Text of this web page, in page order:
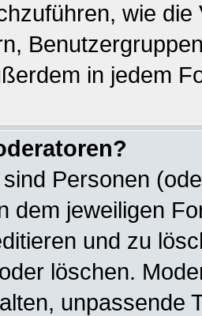
wie
in jedem
Personen
dem jeweiligen
und zu
löschen.
unpassende